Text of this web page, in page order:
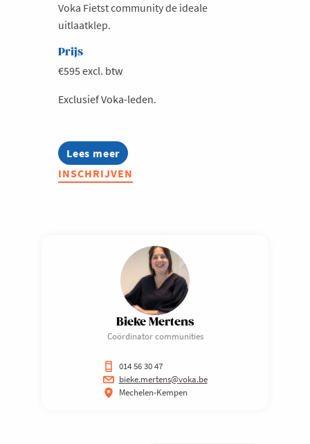
Voka Fietst community de ideale
uitlaatklep.
Prijs
€595 excl. btw
Exclusief Voka-leden.
Lees meer
about
Voka
Fietst
INSCHRIJVEN
Bieke Mertens
Coördinator communities
014 56 30 47
bieke.mertens@voka.be
Mechelen-Kempen